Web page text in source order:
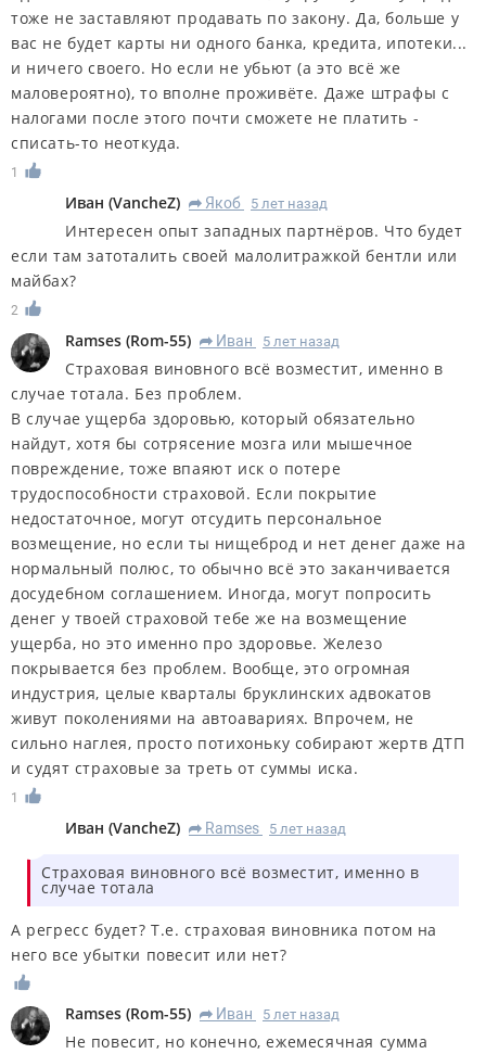
тоже не заставляют продавать по закону. Да, больше у
вас не будет карты ни одного банка, кредита, ипотеки...
и ничего своего. Но если не убьют (а это всё же
маловероятно), то вполне проживёте. Даже штрафы с
налогами после этого почти сможете не платить -
списать-то неоткуда.
1
Иван (VancheZ) R Якоб 5 лет назад
Интересен опыт западных партнёров. Что будет
если там затоталить своей малолитражкой бентли или
майбах?
2
Ramses (Rom-55) R Иван 5 лет назад
Страховая виновного всё возместит, именно в
случае тотала. Без проблем.
В случае ущерба здоровью, который обязательно
найдут, хотя бы сотрясение мозга или мышечное
повреждение, тоже впаяют иск о потере
трудоспособности страховой. Если покрытие
недостаточное, могут отсудить персональное
возмещение, но если ты нищеброд и нет денег даже на
нормальный полюс, то обычно всё это заканчивается
досудебном соглашением. Иногда, могут попросить
денег у твоей страховой тебе же на возмещение
ущерба, но это именно про здоровье. Железо
покрывается без проблем. Вообще, это огромная
индустрия, целые кварталы бруклинских адвокатов
живут поколениями на автоавариях. Впрочем, не
сильно наглея, просто потихоньку собирают жертв ДТП
и судят страховые за треть от суммы иска.
1
Иван (VancheZ) R Ramses 5 лет назад
Страховая виновного всё возместит, именно в
случае тотала
А регресс будет? Т.е. страховая виновника потом на
него все убытки повесит или нет?
Ramses (Rom-55) R Иван 5 лет назад
Не повесит, но конечно, ежемесячная сумма